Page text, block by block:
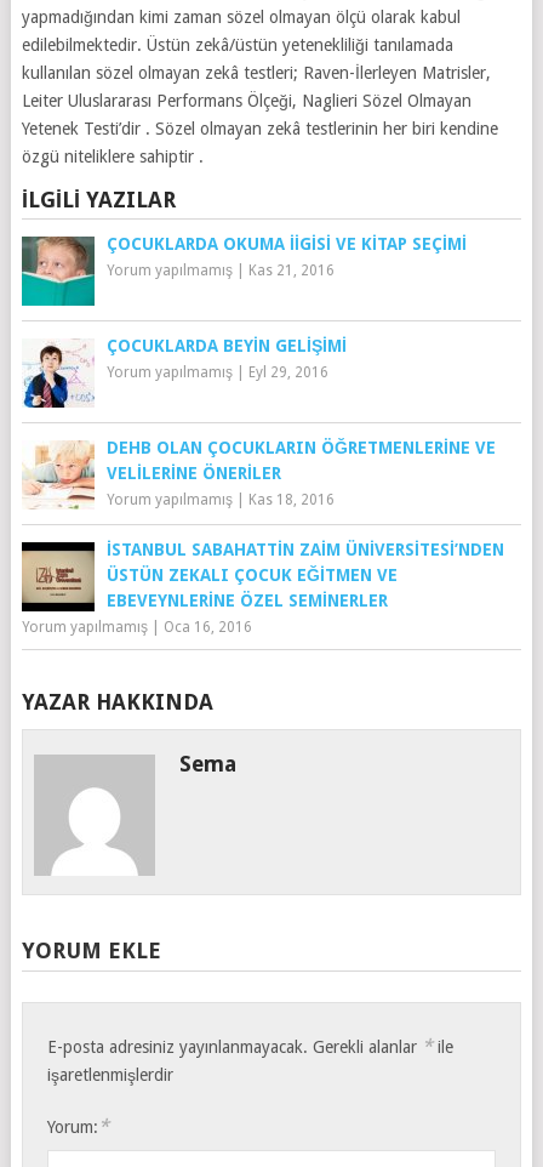
yapmadığından kimi zaman sözel olmayan ölçü olarak kabul
edilebilmektedir. Üstün zekâ/üstün yetenekliliği tanılamada
kullanılan sözel olmayan zekâ testleri; Raven-İlerleyen Matrisler,
Leiter Uluslararası Performans Ölçeği, Naglieri Sözel Olmayan
Yetenek Testi’dir . Sözel olmayan zekâ testlerinin her biri kendine
özgü niteliklere sahiptir .
İLGILI YAZILAR
ÇOCUKLARDA OKUMA İIGISI VE KITAP SEÇIMI
Yorum yapılmamış| Kas 21, 2016
ÇOCUKLARDA BEYIN GELIŞIMI
Yorum yapılmamış| Eyl 29, 2016
DEHB OLAN ÇOCUKLARIN ÖĞRETMENLERINE VE
VELILERINE ÖNERILER
Yorum yapılmamış| Kas 18, 2016
İSTANBUL SABAHATTIN ZAIM ÜNIVERSITESI’NDEN
ÜSTÜN ZEKALI ÇOCUK EĞITMEN VE
EBEVEYNLERINE ÖZEL SEMINERLER
Yorum yapılmamış| Oca 16, 2016
YAZAR HAKKINDA
Sema
YORUM EKLE
E-posta adresiniz yayınlanmayacak. Gerekli alanlar *ile
işaretlenmişlerdir
Yorum: *